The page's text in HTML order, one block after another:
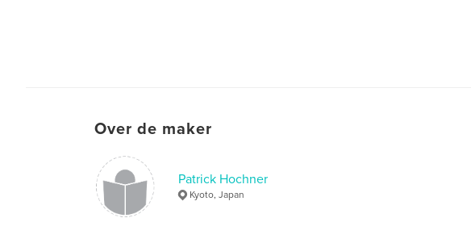
Over de maker
Patrick Hochner
Kyoto, Japan